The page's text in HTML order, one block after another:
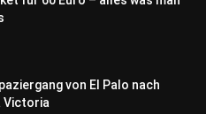
von El Palo nach
Victoria